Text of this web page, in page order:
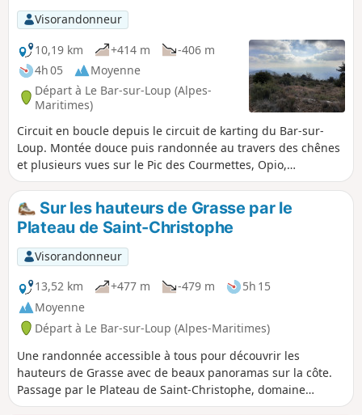
Visorandonneur
10,19 km
+414 m
-406 m
4h 05
Moyenne
Départ à Le Bar-sur-Loup (Alpes-
Maritimes)
Circuit en boucle depuis le circuit de karting du Bar-sur-
Loup. Montée douce puis randonnée au travers des chênes
et plusieurs vues sur le Pic des Courmettes, Opio,
Châteauneuf-Grasse, puis magnifique panorama sur la
côte, la baie de Cannes et Grasse. Descente assez raide au-
dessus de Grasse et retour en courbe de niveau.
Sur les hauteurs de Grasse par le
Plateau de Saint-Christophe
Visorandonneur
13,52 km
+477 m -479 m
5h 15
Moyenne
Départ à Le Bar-sur-Loup (Alpes-Maritimes)
Une randonnée accessible à tous pour découvrir les
hauteurs de Grasse avec de beaux panoramas sur la côte.
Passage par le Plateau de Saint-Christophe, domaine
karstique. Sentiers peu pentus, adaptés pour tous publics.